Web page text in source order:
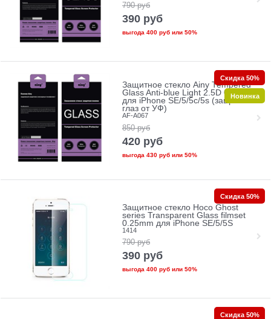
790 руб
390 руб
выгода 400 рубили 50%
Защитное стекло Ainy Tempered
Glass Anti-blue Light 2.5D 0.33mm
для iPhone SE/5/5c/5s (защита
глаз от УФ)
AF-A067
850 руб
420 руб
выгода 430 рубили 50%
Скидка 50%
Новинка
Защитное стекло Hoco Ghost
series Transparent Glass filmset
0.25mm для iPhone SE/5/5S
1414
790 руб
390 руб
выгода 400 рубили 50%
Скидка 50%
Скидка 50%